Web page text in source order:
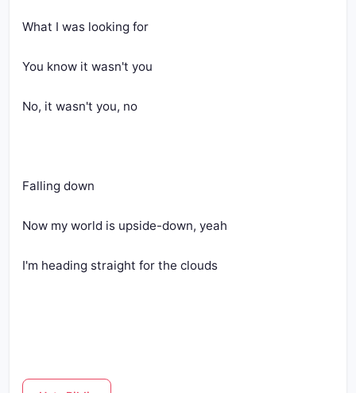
What I was looking for
You know it wasn't you
No, it wasn't you, no
Falling down
Now my world is upside-down, yeah
I'm heading straight for the clouds